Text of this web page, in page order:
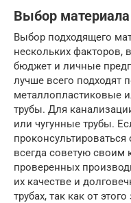
Выбор материала
Выбор подходящего
нескольких факторов,
бюджет и личные
лучше всего подходят
металлопластиковые
трубы. Для
или чугунные трубы.
всегда советую своим
проверенных
их качестве и
трубах, так как от